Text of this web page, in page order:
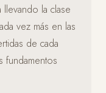
la clase
vez más en las
de cada
fundamentos